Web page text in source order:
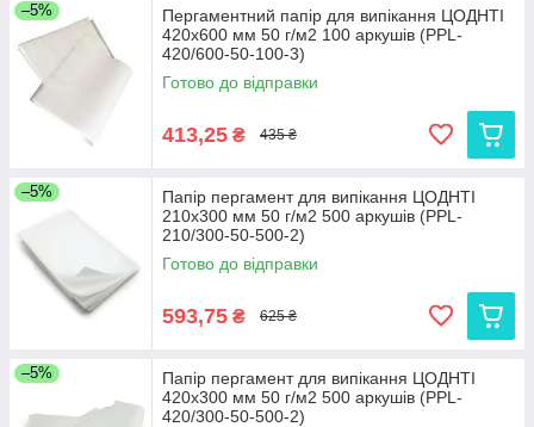
–5%
Пергаментний папір для випікання ЦОДНТІ
420x600 мм 50 г/м2 100 аркушів (PPL-
420/600-50-100-3)
Готово до відправки
413,25 ₴ 435 ₴
–5%
Папір пергамент для випікання ЦОДНТІ
210x300 мм 50 г/м2 500 аркушів (PPL-
210/300-50-500-2)
Готово до відправки
593,75 ₴ 625 ₴
–5%
Папір пергамент для випікання ЦОДНТІ
420x300 мм 50 г/м2 500 аркушів (PPL-
420/300-50-500-2)